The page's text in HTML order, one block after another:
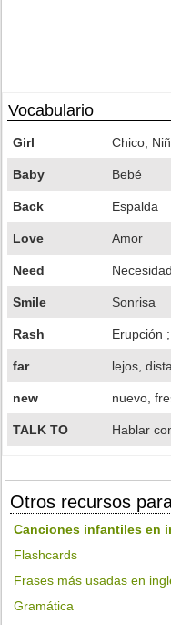
Vocabulario
Girl Chico;
Baby Bebé
Back Espalda
Love Amor
Need Necesidad
Smile Sonrisa
Rash Erupción
far lejos,
new nuevo,
TALK TO Hablar
Otros recursos
Canciones infantiles en
Flashcards
Frases más usadas en
Gramática